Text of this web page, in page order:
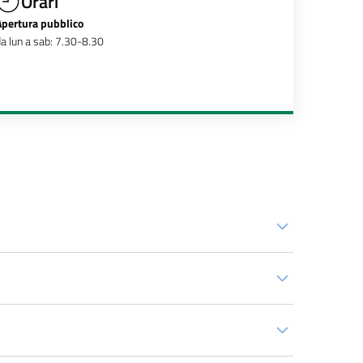
pubblico
lun a sab: 7.30-8.30